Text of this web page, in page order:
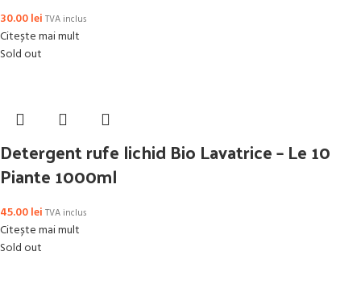
30.00lei TVA inclus
Citește mai mult
Sold out
Detergent rufe lichid Bio Lavatrice – Le 10
Piante 1000ml
45.00lei TVA inclus
Citește mai mult
Sold out